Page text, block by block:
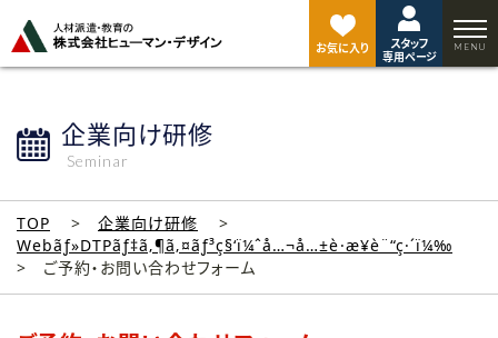
お気に入り
スタッフ
専用ページ
企業向け研修
Seminar
TOP
企業向け研修
Webãƒ»DTPãƒ‡ã‚¶ã‚¤ãƒ³ç§‘ï¼ˆå…¬å…±è·æ¥­è¨“ç·´ï¼‰
ご予約・お問い合わせフォーム
ジ
ト